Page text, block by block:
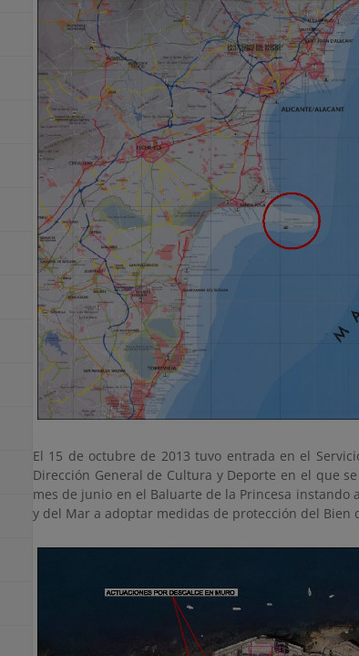
El 15 de octubre de 2013 tuvo entrada en el
Dirección General de Cultura y Deporte en el que
mes de junio en el Baluarte de la Princesa instando
y del Mar a adoptar medidas de protección del Bien